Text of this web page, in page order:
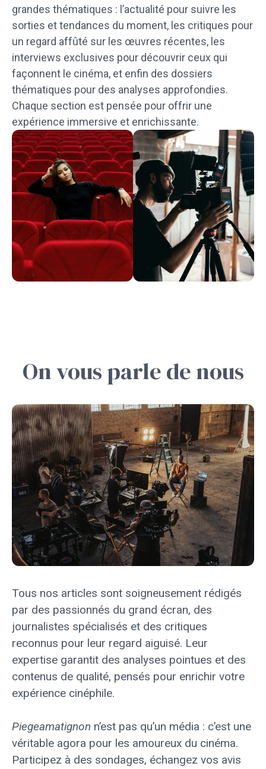
grandes thématiques : l’actualité pour suivre les
sorties et tendances du moment, les critiques pour
un regard affûté sur les œuvres récentes, les
interviews exclusives pour découvrir ceux qui
façonnent le cinéma, et enfin des dossiers
thématiques pour des analyses approfondies.
Chaque section est pensée pour offrir une
expérience immersive et enrichissante.
On vous parle de nous
Tous nos articles sont soigneusement rédigés
par des passionnés du grand écran, des
journalistes spécialisés et des critiques
reconnus pour leur regard aiguisé. Leur
expertise garantit des analyses pointues et des
contenus de qualité, pensés pour enrichir votre
expérience cinéphile.
Piegeamatignon n’est pas qu’un média : c’est une
véritable agora pour les amoureux du cinéma.
Participez à des sondages, échangez vos avis